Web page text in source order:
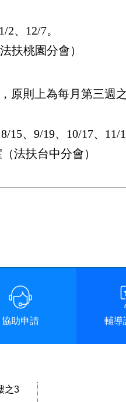
、12/7。
桃園分會）
原則上為每月第三週
9/19、10/17、11/14
扶台中分會）
協助申請 輔導
之3